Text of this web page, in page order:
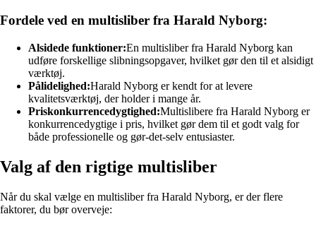
Fordele ved en multisliber fra Harald Nyborg:
Alsidede funktioner:En multisliber fra Harald Nyborg kan
udføre forskellige slibningsopgaver, hvilket gør den til et alsidigt
værktøj.
Pålidelighed:Harald Nyborg er kendt for at levere
kvalitetsværktøj, der holder i mange år.
Priskonkurrencedygtighed:Multislibere fra Harald Nyborg er
konkurrencedygtige i pris, hvilket gør dem til et godt valg for
både professionelle og gør-det-selv entusiaster.
Valg af den rigtige multisliber
Når du skal vælge en multisliber fra Harald Nyborg, er der flere
faktorer, du bør overveje: